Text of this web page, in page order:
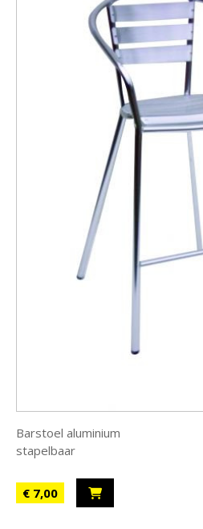
Barstoel aluminium
stapelbaar
€ 7,00